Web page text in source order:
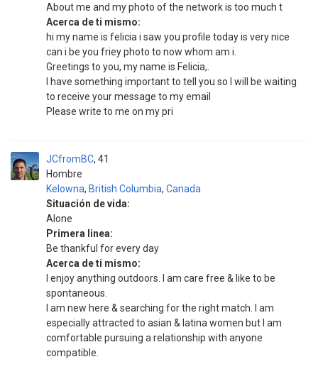
About me and my photo of the network is too much t
Acerca de ti mismo:
hi my name is felicia i saw you profile today is very nice
can i be you friey photo to now whom am i.
Greetings to you, my name is Felicia,.
I have something important to tell you so I will be waiting
to receive your message to my email
Please write to me on my pri
JCfromBC
Hombre
41
Kelowna, British Columbia, Canada
Situación de vida:
Alone
Primera linea:
Be thankful for every day
Acerca de ti mismo:
I enjoy anything outdoors. I am care free & like to be
spontaneous.
I am new here & searching for the right match. I am
especially attracted to asian & latina women but I am
comfortable pursuing a relationship with anyone
compatible.